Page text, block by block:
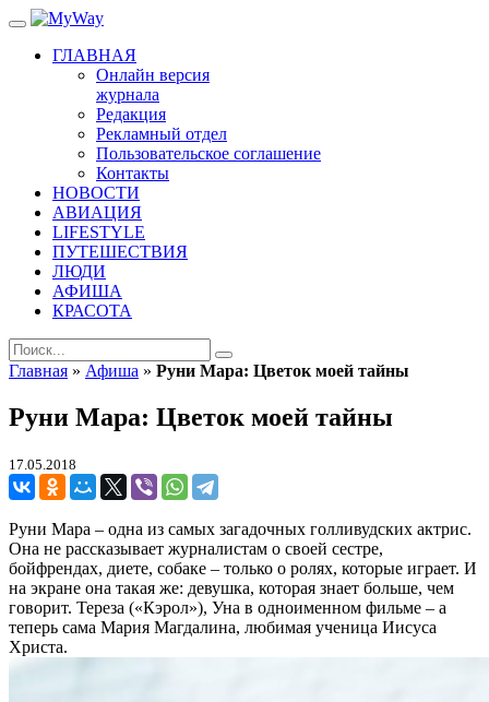
ГЛАВНАЯ
Онлайн версия
журнала
Редакция
Рекламный отдел
Пользовательское соглашение
Контакты
НОВОСТИ
АВИАЦИЯ
LIFESTYLE
ПУТЕШЕСТВИЯ
ЛЮДИ
АФИША
КРАСОТА
Главная » Афиша » Руни Мара: Цветок моей тайны
Руни Мара: Цветок моей тайны
17.05.2018
Руни Мара – одна из самых загадочных голливудских актрис.
Она не рассказывает журналистам о своей сестре,
бойфрендах, диете, собаке – только о ролях, которые играет. И
на экране она такая же: девушка, которая знает больше, чем
говорит. Тереза («Кэрол»), Уна в одноименном фильме – а
теперь сама Мария Магдалина, любимая ученица Иисуса
Христа.